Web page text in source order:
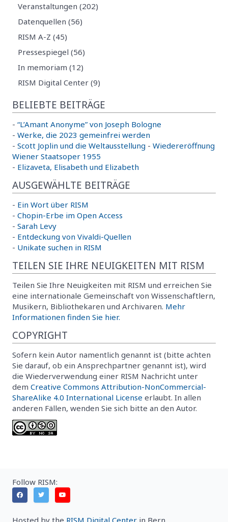
Veranstaltungen (202)
Datenquellen (56)
RISM A-Z (45)
Pressespiegel (56)
In memoriam (12)
RISM Digital Center (9)
BELIEBTE BEITRÄGE
- “L’Amant Anonyme” von Joseph Bologne
- Werke, die 2023 gemeinfrei werden
- Scott Joplin und die Weltausstellung - Wiedereröffnung
Wiener Staatsoper 1955
- Elizaveta, Elisabeth und Elizabeth
AUSGEWÄHLTE BEITRÄGE
- Ein Wort über RISM
- Chopin-Erbe im Open Access
- Sarah Levy
- Entdeckung von Vivaldi-Quellen
- Unikate suchen in RISM
TEILEN SIE IHRE NEUIGKEITEN MIT RISM
Teilen Sie Ihre Neuigkeiten mit RISM und erreichen Sie
eine internationale Gemeinschaft von Wissenschaftlern,
Musikern, Bibliothekaren und Archivaren. Mehr
Informationen finden Sie hier.
COPYRIGHT
Sofern kein Autor namentlich genannt ist (bitte achten
Sie darauf, ob ein Ansprechpartner genannt ist), wird
die Wiederverwendung einer RISM Nachricht unter
dem Creative Commons Attribution-NonCommercial-
ShareAlike 4.0 International License erlaubt. In allen
anderen Fällen, wenden Sie sich bitte an den Autor.
Follow RISM: